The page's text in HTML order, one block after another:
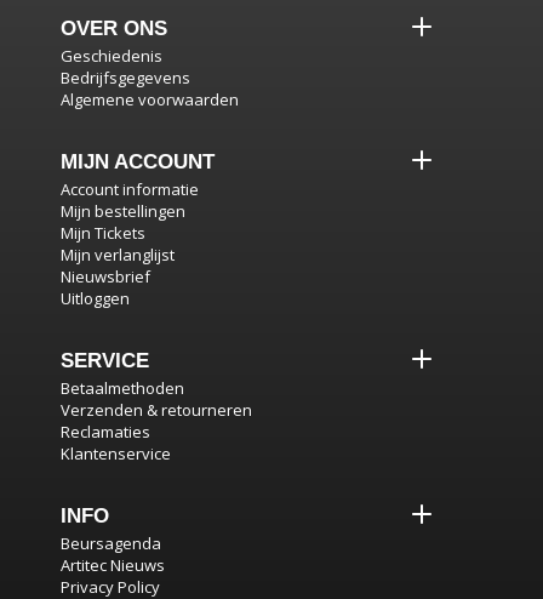
OVER ONS
Geschiedenis
Bedrijfsgegevens
Algemene voorwaarden
MIJN ACCOUNT
Account informatie
Mijn bestellingen
Mijn Tickets
Mijn verlanglijst
Nieuwsbrief
Uitloggen
SERVICE
Betaalmethoden
Verzenden & retourneren
Reclamaties
Klantenservice
INFO
Beursagenda
Artitec Nieuws
Privacy Policy